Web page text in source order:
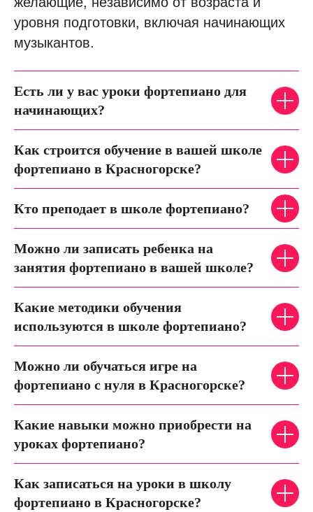
уровня подготовки, включая начинающих
музыкантов.
Есть ли у вас уроки фортепиано для
начинающих?
Как строится обучение в вашей школе
фортепиано в Красногорске?
Кто преподает в школе фортепиано?
Можно ли записать ребенка на
занятия фортепиано в вашей школе?
Какие методики обучения
используются в школе фортепиано?
Можно ли обучаться игре на
фортепиано с нуля в Красногорске?
Какие навыки можно приобрести на
уроках фортепиано?
Как записаться на уроки в школу
фортепиано в Красногорске?